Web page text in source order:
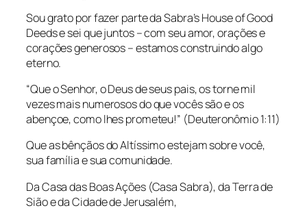
Sou grato por fazer parte da Sabra’s House of Good
Deeds e sei que juntos – com seu amor, orações e
corações generosos – estamos construindo algo
eterno.
“Que o Senhor, o Deus de seus pais, os torne mil
vezes mais numerosos do que vocês são e os
abençoe, como lhes prometeu!” (Deuteronômio 1:11)
Que as bênçãos do Altíssimo estejam sobre você,
sua família e sua comunidade.
Da Casa das Boas Ações (Casa Sabra), da Terra de
Sião e da Cidade de Jerusalém,